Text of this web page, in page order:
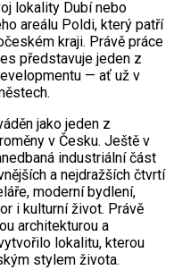
lokality Dubí nebo
areálu Poldi, který patří
kraji. Právě práce
představuje jeden z
— ať už v
jako jeden z
v Česku. Ještě v
industriální část
a nejdražších čtvrtí
moderní bydlení,
i kulturní život. Právě
architekturou a
lokalitu, kterou
stylem života.